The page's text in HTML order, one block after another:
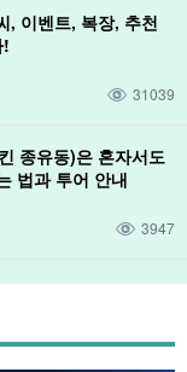
, 이벤트, 복장, 추천
!
31039
종유동)은 혼자서도
법과 투어 안내
3947